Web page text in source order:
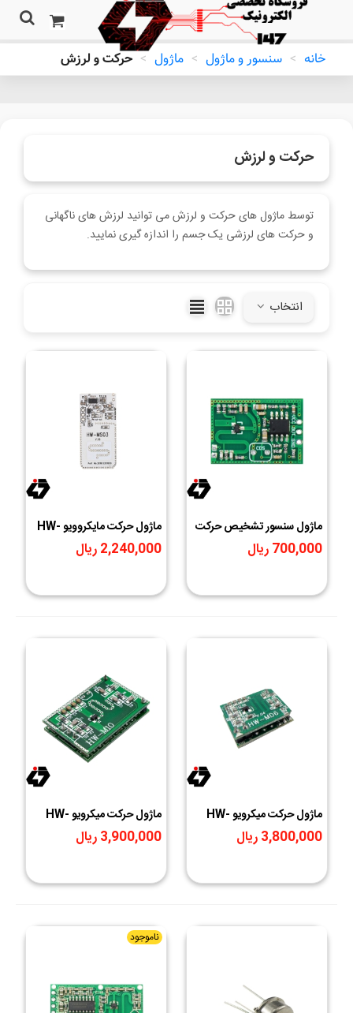
خانه > سنسور و ماژول > ماژول > حرکت و لرزش
حرکت و لرزش
توسط ماژول های حرکت و لرزش می توانید لرزش های ناگهانی
و حرکت های لرزشی یک جسم را اندازه گیری نمایید.
انتخاب
ماژول سنسور تشخیص حرکت
مایکروویو RCWL- 0515
700,000 ریال
ماژول حرکت مایکروویو HW-
MS03
2,240,000 ریال
ماژول حرکت ميکرويو HW-
MD6
3,800,000 ریال
ماژول حرکت ميکرويو HW-
M10
3,900,000 ریال
ناموجود